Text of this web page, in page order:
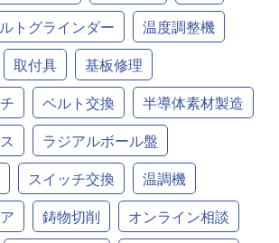
トグラインダー
温度調整機
取付具
基板修理
ベルト交換
半導体素材製造
ラジアルボール盤
スイッチ交換
温調機
鋳物切削
オンライン相談